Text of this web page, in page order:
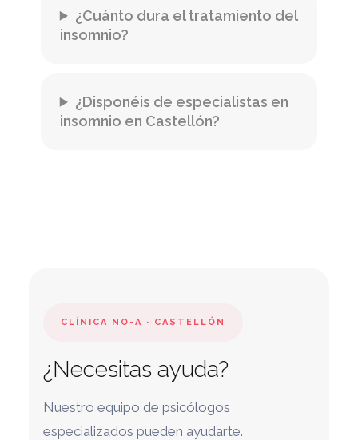
¿Cuánto dura el tratamiento del
insomnio?
¿Disponéis de especialistas en
insomnio en Castellón?
CLÍNICA NO-A · CASTELLÓN
¿Necesitas ayuda?
Nuestro equipo de psicólogos
especializados pueden ayudarte.